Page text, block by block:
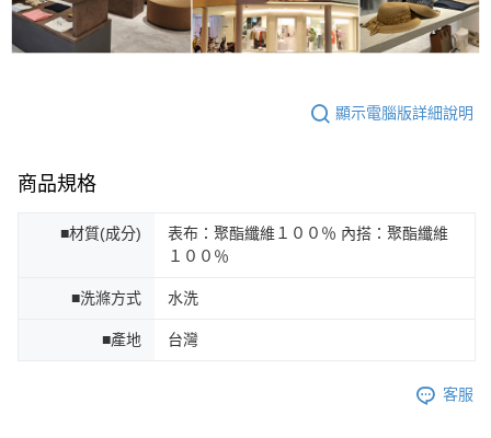
顯示電腦版詳細說明
商品規格
■材質(成分)
表布：聚酯纖維１００％ 內搭：聚酯纖維
１００％
■洗滌方式 水洗
■產地 台灣
客服